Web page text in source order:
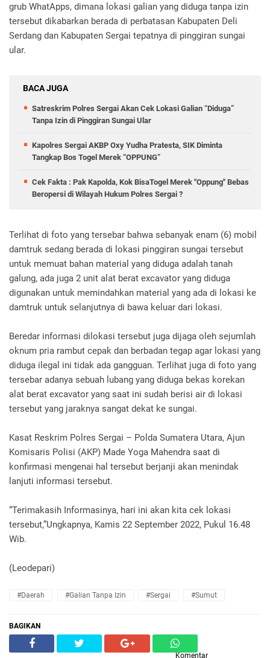
grub WhatApps, dimana lokasi galian yang diduga tanpa izin
tersebut dikabarkan berada di perbatasan Kabupaten Deli
Serdang dan Kabupaten Sergai tepatnya di pinggiran sungai
ular.
BACA JUGA
Satreskrim Polres Sergai Akan Cek Lokasi Galian “Diduga”
Tanpa Izin di Pinggiran Sungai Ular
Kapolres Sergai AKBP Oxy Yudha Pratesta, SIK Diminta
Tangkap Bos Togel Merek “OPPUNG”
Cek Fakta : Pak Kapolda, Kok BisaTogel Merek "Oppung" Bebas
Beropersi di Wilayah Hukum Polres Sergai ?
Terlihat di foto yang tersebar bahwa sebanyak enam (6) mobil
damtruk sedang berada di lokasi pinggiran sungai tersebut
untuk memuat bahan material yang diduga adalah tanah
galung, ada juga 2 unit alat berat excavator yang diduga
digunakan untuk memindahkan material yang ada di lokasi ke
damtruk untuk selanjutnya di bawa keluar dari lokasi.
Beredar informasi dilokasi tersebut juga dijaga oleh sejumlah
oknum pria rambut cepak dan berbadan tegap agar lokasi yang
diduga ilegal ini tidak ada gangguan. Terlihat juga di foto yang
tersebar adanya sebuah lubang yang diduga bekas korekan
alat berat excavator yang saat ini sudah berisi air di lokasi
tersebut yang jaraknya sangat dekat ke sungai.
Kasat Reskrim Polres Sergai – Polda Sumatera Utara, Ajun
Komisaris Polisi (AKP) Made Yoga Mahendra saat di
konfirmasi mengenai hal tersebut berjanji akan menindak
lanjuti informasi tersebut.
“Terimakasih Informasinya, hari ini akan kita cek lokasi
tersebut,”Ungkapnya, Kamis 22 September 2022, Pukul 16.48
Wib.
(Leodepari)
#Daerah #Galian Tanpa Izin #Sergai #Sumut
BAGIKAN
Komentar